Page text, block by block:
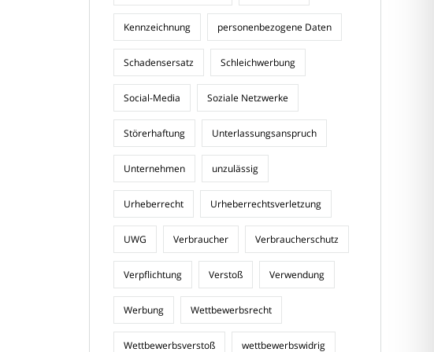
Kennzeichnung personenbezogene Daten
Schadensersatz Schleichwerbung
Social-Media Soziale Netzwerke
Störerhaftung Unterlassungsanspruch
Unternehmen unzulässig
Urheberrecht Urheberrechtsverletzung
UWG Verbraucher Verbraucherschutz
Verpflichtung Verstoß Verwendung
Werbung Wettbewerbsrecht
Wettbewerbsverstoß wettbewerbswidrig